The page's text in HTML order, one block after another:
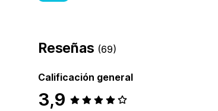
Reseñas (69)
Calificación general
3,9